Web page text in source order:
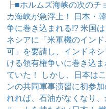
┠■ホルムズ海峡の次のチ
カ海峡が急浮上！ 日本・
争に巻き込まれる!? 米国
ネシアに「米軍機のイン
可」を要請し、インドネ
ける領有権争いに巻き込
ていた！ しかし、日本は
ンの共同軍事演習に初参
れれば、石油がなくなり